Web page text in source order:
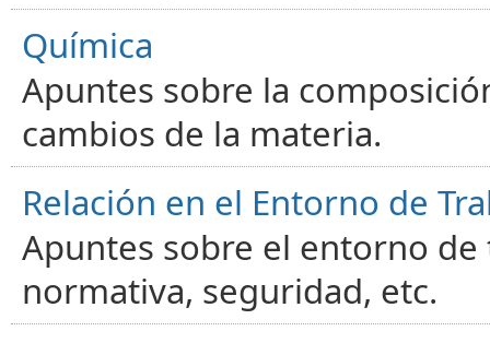
Química
Apuntes sobre la
cambios de la materia.
Relación en el Entorno de
Apuntes sobre el entorno
normativa, seguridad, etc.